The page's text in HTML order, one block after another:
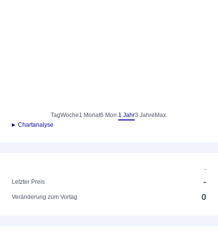
TagWoche1 Monat6 Mon.1 Jahr3 Jahre Max.
► Chartanalyse
-
Letzter Preis
-
Veränderung zum Vortag 0